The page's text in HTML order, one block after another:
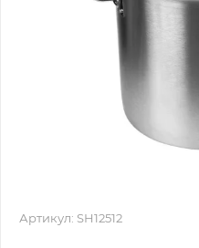
Артикул: SH12512